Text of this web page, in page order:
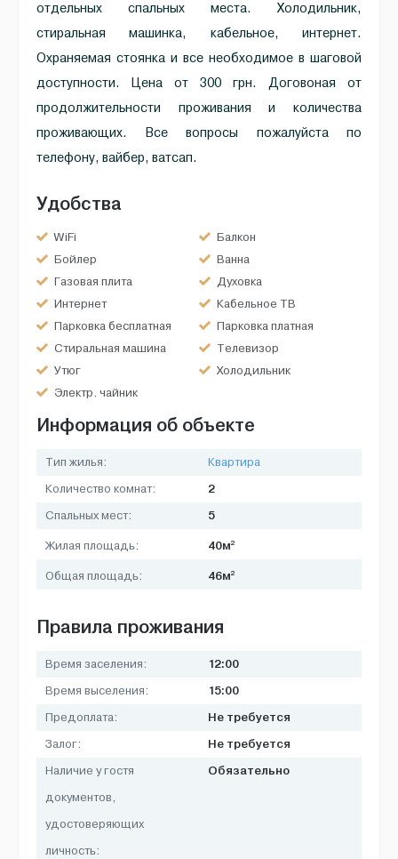
отдельных спальных места. Холодильник,
стиральная машинка, кабельное, интернет.
Охраняемая стоянка и все необходимое в шаговой
доступности. Цена от 300 грн. Договоная от
продолжительности проживания и количества
проживающих. Все вопросы пожалуйста по
телефону, вайбер, ватсап.
Удобства
WiFi
Балкон
Бойлер
Ванна
Газовая плита
Духовка
Интернет
Кабельное ТВ
Парковка бесплатная
Парковка платная
Стиральная машина
Телевизор
Утюг
Холодильник
Электр. чайник
Информация об объекте
Тип жилья:
Квартира
Количество комнат:
2
Спальных мест: 5
Жилая площадь: 40м2
Общая площадь: 46м2
Правила проживания
Время заселения: 12:00
Время выселения: 15:00
Предоплата: Не требуется
Залог: Не требуется
Наличие у гостя
документов,
удостоверяющих
личность:
Обязательно